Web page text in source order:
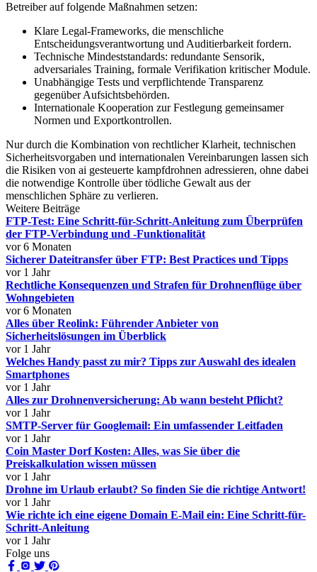
Betreiber auf folgende Maßnahmen setzen:
Klare Legal‑Frameworks, die menschliche
Entscheidungsverantwortung und Auditierbarkeit fordern.
Technische Mindeststandards: redundante Sensorik,
adversariales Training, formale Verifikation kritischer Module.
Unabhängige Tests und verpflichtende Transparenz
gegenüber Aufsichtsbehörden.
Internationale Kooperation zur Festlegung gemeinsamer
Normen und Exportkontrollen.
Nur durch die Kombination von rechtlicher Klarheit, technischen
Sicherheitsvorgaben und internationalen Vereinbarungen lassen sich
die Risiken von ai gesteuerte kampfdrohnen adressieren, ohne dabei
die notwendige Kontrolle über tödliche Gewalt aus der
menschlichen Sphäre zu verlieren.
Weitere Beiträge
FTP-Test: Eine Schritt-für-Schritt-Anleitung zum Überprüfen
der FTP-Verbindung und -Funktionalität
vor 6 Monaten
Sicherer Dateitransfer über FTP: Best Practices und Tipps
vor 1 Jahr
Rechtliche Konsequenzen und Strafen für Drohnenflüge über
Wohngebieten
vor 6 Monaten
Alles über Reolink: Führender Anbieter von
Sicherheitslösungen im Überblick
vor 1 Jahr
Welches Handy passt zu mir? Tipps zur Auswahl des idealen
Smartphones
vor 1 Jahr
Alles zur Drohnenversicherung: Ab wann besteht Pflicht?
vor 1 Jahr
SMTP-Server für Googlemail: Ein umfassender Leitfaden
vor 1 Jahr
Coin Master Dorf Kosten: Alles, was Sie über die
Preiskalkulation wissen müssen
vor 1 Jahr
Drohne im Urlaub erlaubt? So finden Sie die richtige Antwort!
vor 1 Jahr
Wie richte ich eine eigene Domain E-Mail ein: Eine Schritt-für-
Schritt-Anleitung
vor 1 Jahr
Folge uns